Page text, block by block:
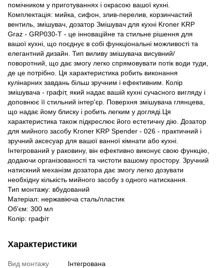
помічником у приготуваннях і окрасою вашої кухні.
Комплектація: мийка, сифон, злив-перелив, корзинчастий
вентиль, змішувач, дозатор Змішувач для кухні Kroner KRP
Graz - GRP030-T - це інноваційне та стильне рішення для
вашої кухні, що поєднує в собі функціональні можливості та
елегантний дизайн. Тип виливу змішувача висувний/
поворотний, що дає змогу легко спрямовувати потік води туди,
де це потрібно. Ця характеристика робить виконання
кулінарних завдань більш зручним і ефективним. Колір
змішувача - графіт, який надає вашій кухні сучасного вигляду і
доповнює її стильний інтер'єр. Поверхня змішувача глянцева,
що надає йому блиску і робить легким у догляді.Ця
характеристика також підкреслює його естетичну дію. Дозатор
для мийного засобу Kroner KRP Spender - 026 - практичний і
зручний аксесуар для вашої ванної кімнати або кухні.
Інтегрований у раковину, він ефективно виконує свою функцію,
додаючи організованості та чистоти вашому простору. Зручний
натискний механізм дозатора дає змогу легко дозувати
необхідну кількість мийного засобу з одного натискання.
Тип монтажу: вбудований
Матеріал: нержавіюча сталь/пластик
Об'єм: 300 мл
Колір: графіт
Характеристики
Вид монтажу
Інтегрована